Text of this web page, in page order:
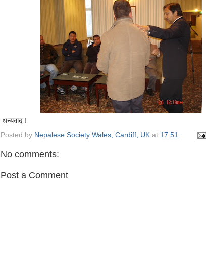
धन्यवाद !
Posted by Nepalese Society Wales, Cardiff, UK at 17:51
No comments:
Post a Comment